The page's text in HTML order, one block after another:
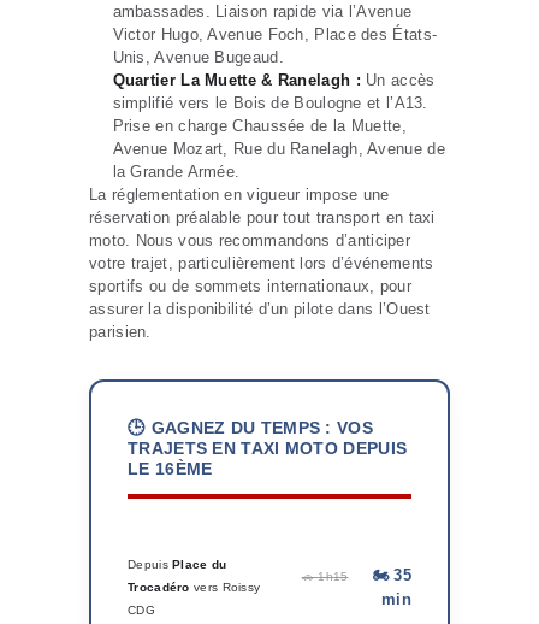
ambassades. Liaison rapide via l’Avenue
Victor Hugo, Avenue Foch, Place des États-
Unis, Avenue Bugeaud.
Quartier La Muette & Ranelagh : Un accès
simplifié vers le Bois de Boulogne et l’A13.
Prise en charge Chaussée de la Muette,
Avenue Mozart, Rue du Ranelagh, Avenue de
la Grande Armée.
La réglementation en vigueur impose une
réservation préalable pour tout transport en taxi
moto. Nous vous recommandons d’anticiper
votre trajet, particulièrement lors d’événements
sportifs ou de sommets internationaux, pour
assurer la disponibilité d’un pilote dans l’Ouest
parisien.
🕒 GAGNEZ DU TEMPS : VOS
TRAJETS EN TAXI MOTO DEPUIS
LE 16ÈME
DepuisPlace du
Trocadéro vers Roissy
CDG
🚗 1h15
🏍️ 35
min